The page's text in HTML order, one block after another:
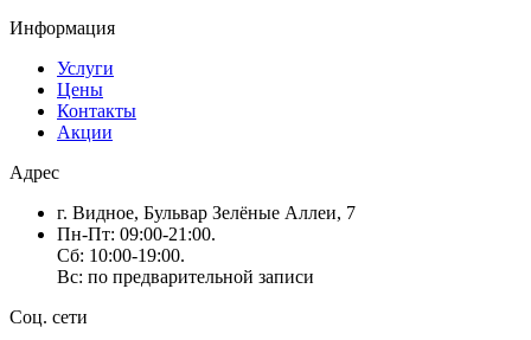
Информация
Услуги
Цены
Контакты
Акции
Адрес
г. Видное, Бульвар Зелёные Аллеи, 7
Пн-Пт: 09:00-21:00.
Сб: 10:00-19:00.
Вс: по предварительной записи
Соц. сети